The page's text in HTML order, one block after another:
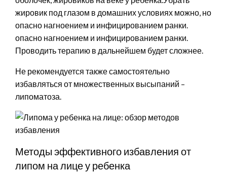
жировик под глазом в домашних условиях можно, но
опасно нагноением и инфицированием ранки.
опасно нагноением и инфицированием ранки.
Проводить терапию в дальнейшем будет сложнее.
Не рекомендуется также самостоятельно
избавляться от множественных высыпаний –
липоматоза.
Методы эффективного избавления от
липом на лице у ребенка